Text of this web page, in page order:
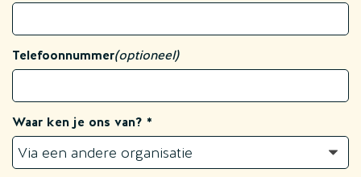
Telefoonnummer(optioneel)
Waar ken je ons van?